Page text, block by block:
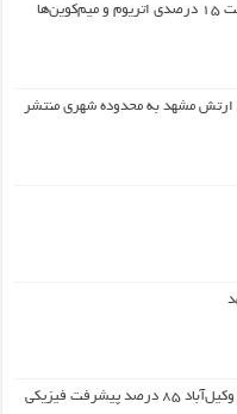
ارتش مشهد به محدوده شهری منتشر
طراحی شهری محدوده قلعه وکیل‌آباد ۸۵ درصد پیشرفت فیزیکی